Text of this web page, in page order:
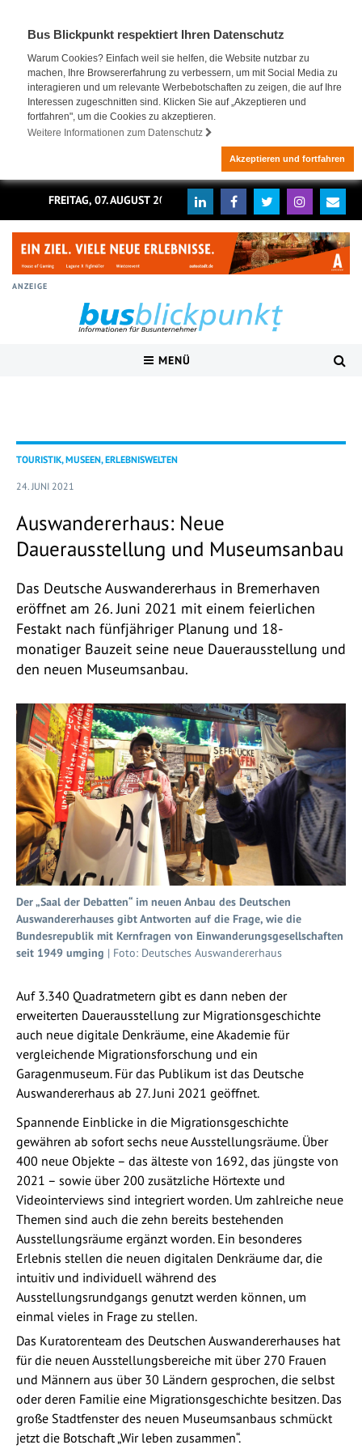
Bus Blickpunkt respektiert Ihren Datenschutz
Warum Cookies? Einfach weil sie helfen, die Website nutzbar zu
machen, Ihre Browsererfahrung zu verbessern, um mit Social Media zu
interagieren und um relevante Werbebotschaften zu zeigen, die auf Ihre
Interessen zugeschnitten sind. Klicken Sie auf „Akzeptieren und
fortfahren", um die Cookies zu akzeptieren.
Weitere Informationen zum Datenschutz
Akzeptieren und fortfahren
FREITAG, 07. AUGUST 2026
ANZEIGE
MENÜ
TOURISTIK, MUSEEN, ERLEBNISWELTEN
24. JUNI 2021
Auswandererhaus: Neue
Dauerausstellung und Museumsanbau
Das Deutsche Auswandererhaus in Bremerhaven
eröffnet am 26. Juni 2021 mit einem feierlichen
Festakt nach fünfjähriger Planung und 18-
monatiger Bauzeit seine neue Dauerausstellung und
den neuen Museumsanbau.
Der „Saal der Debatten“ im neuen Anbau des Deutschen
Auswandererhauses gibt Antworten auf die Frage, wie die
Bundesrepublik mit Kernfragen von Einwanderungsgesellschaften
seit 1949 umging | Foto: Deutsches Auswandererhaus
Auf 3.340 Quadratmetern gibt es dann neben der
erweiterten Dauerausstellung zur Migrationsgeschichte
auch neue digitale Denkräume, eine Akademie für
vergleichende Migrationsforschung und ein
Garagenmuseum. Für das Publikum ist das Deutsche
Auswandererhaus ab 27. Juni 2021 geöffnet.
Spannende Einblicke in die Migrationsgeschichte
gewähren ab sofort sechs neue Ausstellungsräume. Über
400 neue Objekte – das älteste von 1692, das jüngste von
2021 – sowie über 200 zusätzliche Hörtexte und
Videointerviews sind integriert worden. Um zahlreiche neue
Themen sind auch die zehn bereits bestehenden
Ausstellungsräume ergänzt worden. Ein besonderes
Erlebnis stellen die neuen digitalen Denkräume dar, die
intuitiv und individuell während des
Ausstellungsrundgangs genutzt werden können, um
einmal vieles in Frage zu stellen.
Das Kuratorenteam des Deutschen Auswandererhauses hat
für die neuen Ausstellungsbereiche mit über 270 Frauen
und Männern aus über 30 Ländern gesprochen, die selbst
oder deren Familie eine Migrationsgeschichte besitzen. Das
große Stadtfenster des neuen Museumsanbaus schmückt
jetzt die Botschaft „Wir leben zusammen“.